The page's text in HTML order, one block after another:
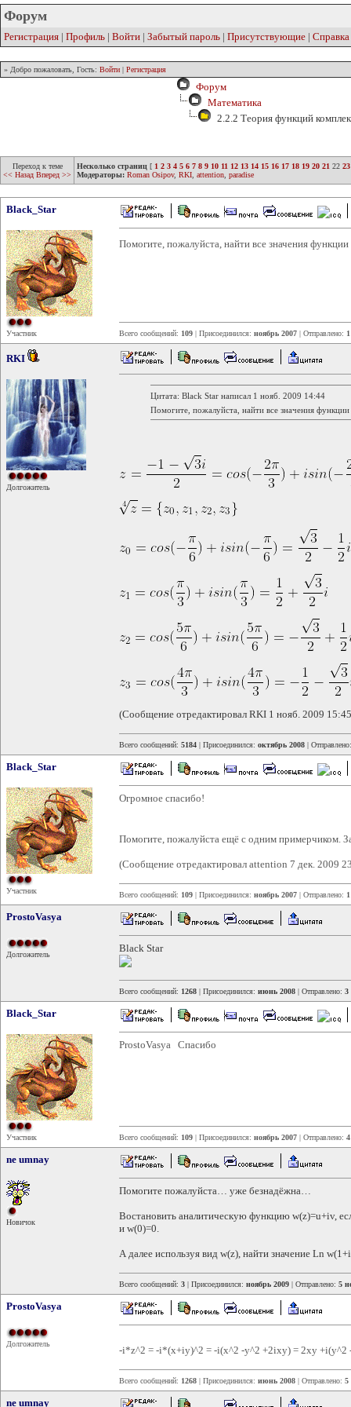
Форум
Регистрация | Профиль | Войти | Забытый пароль | Присутствующие | Справка
» Добро пожаловать, Гость: Войти | Регистрация
Форум
Математика
2.2.2 Теория функций
Переход к теме
<< Назад Вперед >>
Несколько страниц [ 1 2 3 4 5 6 7 8 9 10 11 12 13 14 15 16 17 18 19 20 21 22 23
Модераторы: Roman Osipov, RKI attention paradise
Black_Star
Участник
Помогите, пожалуйста, найти все значения функции
Всего сообщений: 109 | Присоединился: ноябрь 2007 | Отправлено:
RKI
Долгожитель
Цитата: Black Star написал 1 нояб. 2009 14:44
Помогите, пожалуйста, найти все значения функции
(Сообщение отредактировал RKI 1 нояб. 2009
Всего сообщений: 5184 | Присоединился: октябрь 2008 |
Black_Star
Участник
Огромное спасибо!
Помогите, пожалуйста ещё с одним примерчиком.
(Сообщение отредактировал attention 7 дек. 2009
Всего сообщений: 109 | Присоединился: ноябрь 2007 | Отправлено:
ProstoVasya
Долгожитель
Black Star
Всего сообщений: 1268 | Присоединился: июнь 2008 | Отправлено: 3
Black_Star
Участник
ProstoVasya Спасибо
Всего сообщений: 109 | Присоединился: ноябрь 2007 | Отправлено:
ne umnay
Новичок
Помогите пожалуйста… уже безнадёжна…
Востановить аналитическую функцию w(z)=u+iv,
и w(0)=0.
А далее используя вид w(z), найти значение Ln
Всего сообщений: 3 | Присоединился: ноябрь 2009 | Отправлено: 5
ProstoVasya
Долгожитель
-i*z^2 = -i*(x+iy)^2 = -i(x^2 -y^2 +2ixy) = 2xy +i(y^2
Всего сообщений: 1268 | Присоединился: июнь 2008 | Отправлено: 5
ne umnay